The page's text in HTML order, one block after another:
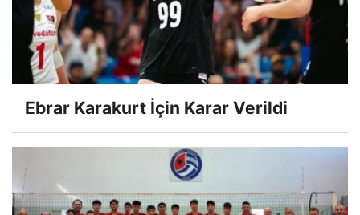
Ebrar Karakurt İçin Karar Verildi